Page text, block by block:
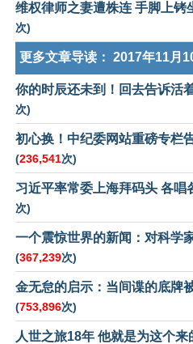
维权律师之妻遭株连 手脚上铐
次)
更多文章导读： 2017年11月
你的时辰还未到！回去告诉活
次)
初心换！中纪委网站重磅专栏
(236,541次)
习近平率常委上海拜码头 各唱
次)
一个震惊世界的新闻：对科学
(367,239次)
金无怠的启示：当间谍的底牌
(753,896次)
人世之旅18年 他就是为这个来